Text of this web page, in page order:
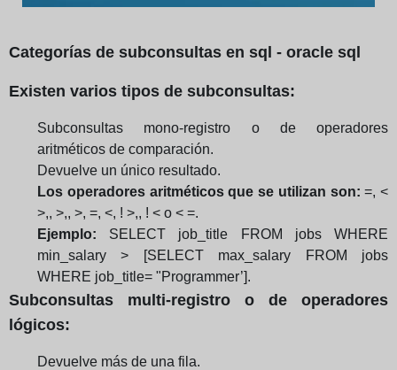
Categorías de subconsultas en sql - oracle sql
Existen varios tipos de subconsultas:
Subconsultas mono-registro o de operadores
aritméticos de comparación.
Devuelve un único resultado.
Los operadores aritméticos que se utilizan son: =, <
>,, >,, >, =, <, ! >,, ! < o < =.
Ejemplo: SELECT job_title FROM jobs WHERE
min_salary > [SELECT max_salary FROM jobs
WHERE job_title= "Programmer’].
Subconsultas multi-registro o de operadores
lógicos:
Devuelve más de una fila.